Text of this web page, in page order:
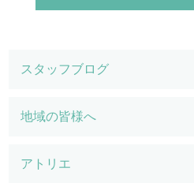
スタッフブログ
地域の皆様へ
アトリエ